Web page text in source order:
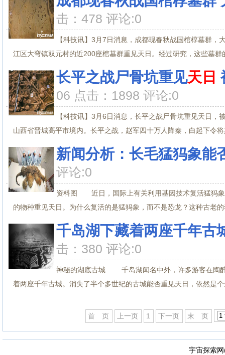
击：478 评论:0
【科技讯】3月7日消息，成都现春秋战国棺椁墓群
江区大弯镇双元村的近200座棺墓群重见天日。经过研究，这些墓群
长平之战尸骨坑重见天日
06 点击：1898 评论:0
【科技讯】3月6日消息，长平之战尸骨坑重见天日
山西省晋城高平市境内。长平之战，赵军四十万人降秦，白起下令
新闻分析：长毛猛犸象能
评论:0
资料图 近日，国际上有关利用基因技术复活猛犸象
的物种重见天日。为什么复活的是猛犸象，而不是恐龙？这种古老
千岛湖下藏着两座千年古
击：380 评论:0
神秘的湖底古城 千岛湖闻名中外，许多游客在陶醉
着两座千年古城。消失了半个多世纪的古城能否重见天日，依然是
首 页 上一页 1 下一页 末 页
宇宙探索